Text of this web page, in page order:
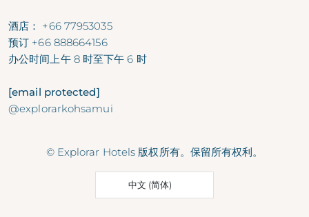
酒店： +66 77953035
预订 +66 888664156
办公时间 上午 8 时至下午 6 时
[email protected]
@explorarkohsamui
© Explorar Hotels 版权所有。保留所有权利。
中文 (简体)